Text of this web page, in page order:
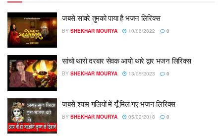
जबसे सांवरे तुमको पाया है भजन लिरिक्स
BY SHEKHAR MOURYA 10/06/2022 0
सांचो थारो दरबार सेवक आयो थारे द्वार भजन लिरिक्स
BY SHEKHAR MOURYA 13/05/2023 0
जबसे श्याम गलियों में यूँ मिल गए भजन लिरिक्स
BY SHEKHAR MOURYA 05/02/2018 0